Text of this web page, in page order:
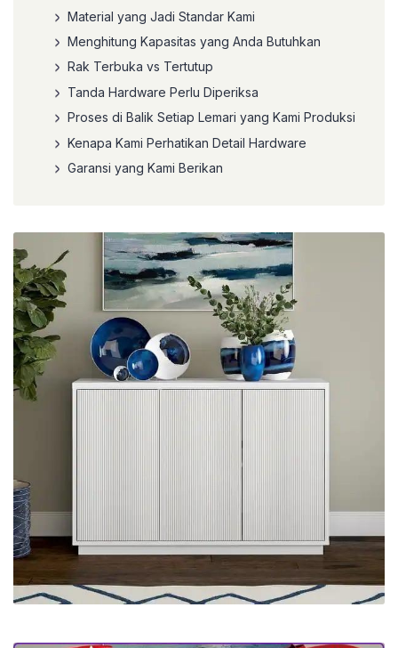
Material yang Jadi Standar Kami
Menghitung Kapasitas yang Anda Butuhkan
Rak Terbuka vs Tertutup
Tanda Hardware Perlu Diperiksa
Proses di Balik Setiap Lemari yang Kami Produksi
Kenapa Kami Perhatikan Detail Hardware
Garansi yang Kami Berikan